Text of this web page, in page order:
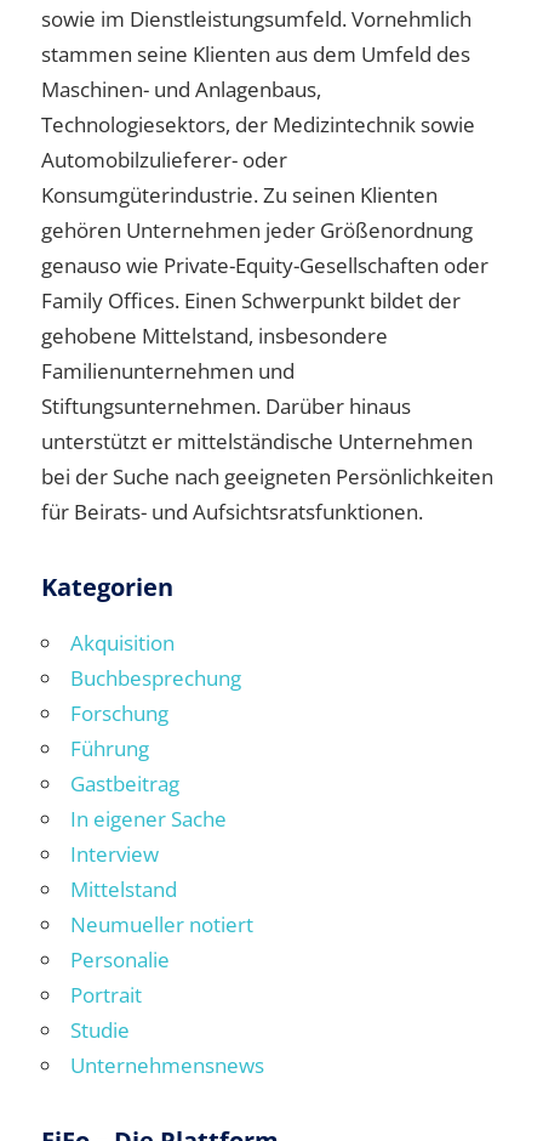
sowie im Dienstleistungsumfeld. Vornehmlich
stammen seine Klienten aus dem Umfeld des
Maschinen- und Anlagenbaus,
Technologiesektors, der Medizintechnik sowie
Automobilzulieferer- oder
Konsumgüterindustrie. Zu seinen Klienten
gehören Unternehmen jeder Größenordnung
genauso wie Private-Equity-Gesellschaften oder
Family Offices. Einen Schwerpunkt bildet der
gehobene Mittelstand, insbesondere
Familienunternehmen und
Stiftungsunternehmen. Darüber hinaus
unterstützt er mittelständische Unternehmen
bei der Suche nach geeigneten Persönlichkeiten
für Beirats- und Aufsichtsratsfunktionen.
Kategorien
Akquisition
Buchbesprechung
Forschung
Führung
Gastbeitrag
In eigener Sache
Interview
Mittelstand
Neumueller notiert
Personalie
Portrait
Studie
Unternehmensnews